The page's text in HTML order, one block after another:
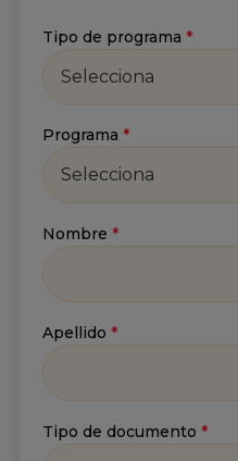
Tipo de programa *
Selecciona
Programa *
Selecciona
Nombre *
Apellido *
Tipo de documento *